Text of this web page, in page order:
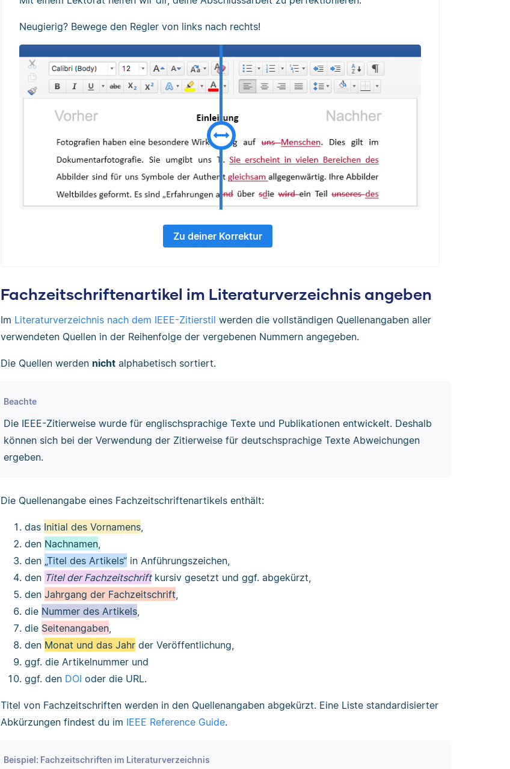
Neugierig? Bewege den Regler von links nach rechts!
Zu deiner Korrektur
Fachzeitschriftenartikel im Literaturverzeichnis angeben
Im Literaturverzeichnis nach dem IEEE-Zitierstil werden die vollständigen Quellenangaben aller
verwendeten Quellen in der Reihenfolge der vergebenen Nummern angegeben.
Die Quellen werden nicht alphabetisch sortiert.
Beachte
Die IEEE-Zitierweise wurde für englischsprachige Texte und Publikationen entwickelt. Deshalb
können sich bei der Verwendung der Zitierweise für deutschsprachige Texte Abweichungen
ergeben.
Die Quellenangabe eines Fachzeitschriftenartikels enthält:
das Initial des Vornamens
den Nachnamen
den „Titel des Artikels“ in Anführungszeichen,
den Titel der Fachzeitschriftkursiv gesetzt und ggf. abgekürzt,
den Jahrgang der Fachzeitschrift
die Nummer des Artikels
die Seitenangaben
den Monat und das Jahr der Veröffentlichung,
ggf. die Artikelnummer und
ggf. den DOI oder die URL.
Titel von Fachzeitschriften werden in den Quellenangaben abgekürzt. Eine Liste standardisierter
Abkürzungen findest du im IEEE Reference Guide.
Beispiel: Fachzeitschriften im Literaturverzeichnis